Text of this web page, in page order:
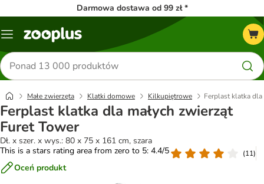
Darmowa dostawa od 99 zł *
Menu
Szukaj
produktów
Małe zwierzęta Klatki domowe Kilkupiętrowe Ferplast klatka dla
Ferplast klatka dla małych zwierząt
Furet Tower
Dł. x szer. x wys.: 80 x 75 x 161 cm, szara
This is a stars rating area from zero to 5: 4.4/5
(11)
Oceń produkt